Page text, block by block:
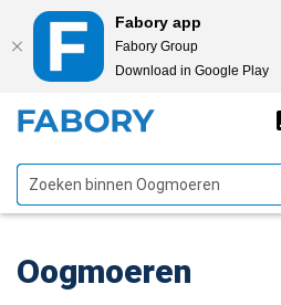
Fabory app
Fabory Group
Download in Google Play
Toon
Oogmoeren